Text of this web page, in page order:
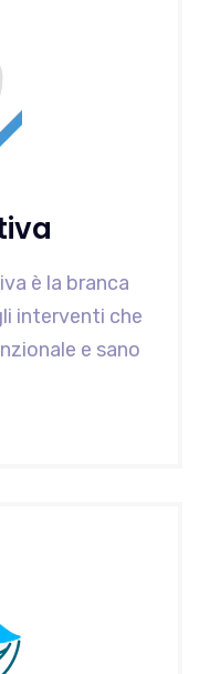
è la branca
interventi che
e sano